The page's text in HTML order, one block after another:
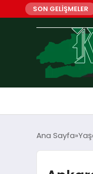
SON GELİŞMELER
Ana Sayfa